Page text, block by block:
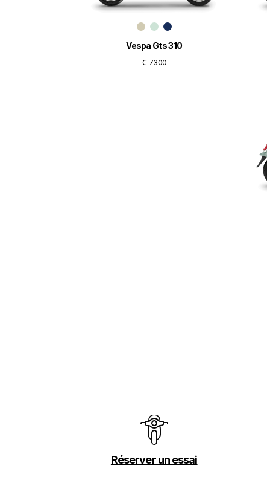
Vespa Gts 310
€ 7300
Réserver un essai